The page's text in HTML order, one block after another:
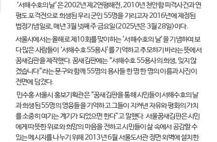
‘서해수호의 날’은 2002년 제2연평해전, 2010년 천안함 피격사건과 연
평도 포격전으로 희생된 우리 군인 55명을 기리고자 2016년에 제정된
법정기념일로, 매년 3월 넷째 주 금요일(2025년은 3월 28일)이다.
서울시에서는 올해로 제10회를 맞이하는 ‘서해수호의 날’을 기념하여 보
다 많은 사람들이 ‘서해수호 55용사’를 기억하고 추모하기 바라는 뜻에서
꿈새김판을 제작했다. 꿈새김판에는 “서해수호 55용사의 희생, 잊지 않
겠습니다”라는 문구와 함께 55명의 용사들 한 명 한 명의 이름과 사진이
전면에 담겼다.
민수홍 서울시 홍보기획관은 “꿈새김판을 통해 시민들이 서해수호의 날
과 희생된 55명의 영웅들을 기억하고 그들이 지켜낸 자유와 평화의 가치
를 소중히 여기는 계기가 되었으면 한다”고 말했다. 서울꿈새김판은 시민
에게 따뜻한 위로와 희망의 마음을 전하고 시민들이 삶 속에서 공감할 수
있는 메시지를 나누기 위해 2013년 6월 서울도서관 정면 외벽에 설치한